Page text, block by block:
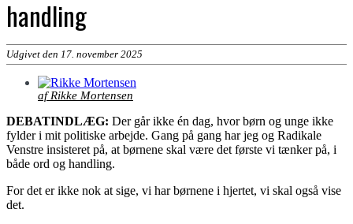
handling
Udgivet den 17. november 2025
af Rikke Mortensen
DEBATINDLÆG: Der går ikke én dag, hvor børn og unge ikke
fylder i mit politiske arbejde. Gang på gang har jeg og Radikale
Venstre insisteret på, at børnene skal være det første vi tænker på, i
både ord og handling.
For det er ikke nok at sige, vi har børnene i hjertet, vi skal også vise
det.